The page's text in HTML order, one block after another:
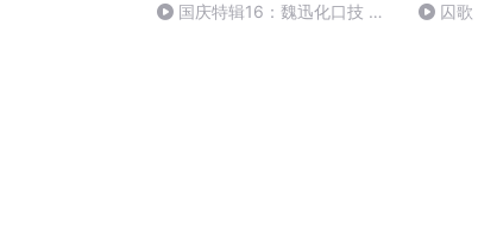
国庆特辑16：魏迅化口技 二
囚歌